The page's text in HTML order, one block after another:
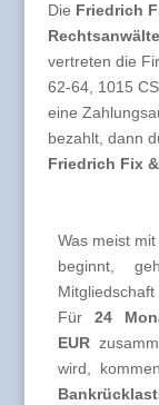
Die Friedrich
Rechtsanwälte
vertreten die
62-64, 1015
eine
bezahlt, dann
Friedrich Fix
Was meist
beginnt,
Für 24
EUR
wird,